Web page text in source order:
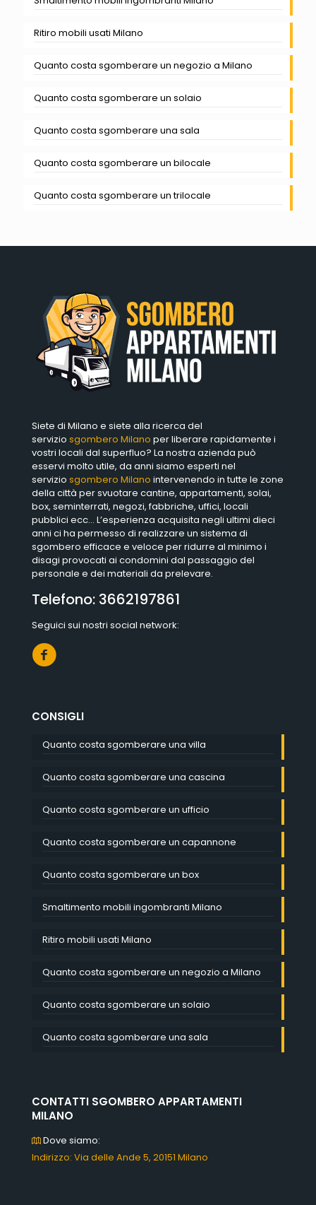
Ritiro mobili usati Milano
Quanto costa sgomberare un negozio a Milano
Quanto costa sgomberare un solaio
Quanto costa sgomberare una sala
Quanto costa sgomberare un bilocale
Quanto costa sgomberare un trilocale
Siete di Milano e siete alla ricerca del
servizio sgombero Milano per liberare rapidamente i
vostri locali dal superfluo? La nostra azienda può
esservi molto utile, da anni siamo esperti nel
servizio sgombero Milano intervenendo in tutte le zone
della città per svuotare cantine, appartamenti, solai,
box, seminterrati, negozi, fabbriche, uffici, locali
pubblici ecc… L’esperienza acquisita negli ultimi dieci
anni ci ha permesso di realizzare un sistema di
sgombero efficace e veloce per ridurre al minimo i
disagi provocati ai condomini dal passaggio del
personale e dei materiali da prelevare.
Telefono: 3662197861
Seguici sui nostri social network:
CONSIGLI
Quanto costa sgomberare una villa
Quanto costa sgomberare una cascina
Quanto costa sgomberare un ufficio
Quanto costa sgomberare un capannone
Quanto costa sgomberare un box
Smaltimento mobili ingombranti Milano
Ritiro mobili usati Milano
Quanto costa sgomberare un negozio a Milano
Quanto costa sgomberare un solaio
Quanto costa sgomberare una sala
CONTATTI SGOMBERO APPARTAMENTI
MILANO
Dove siamo:
Indirizzo: Via delle Ande 5, 20151 Milano